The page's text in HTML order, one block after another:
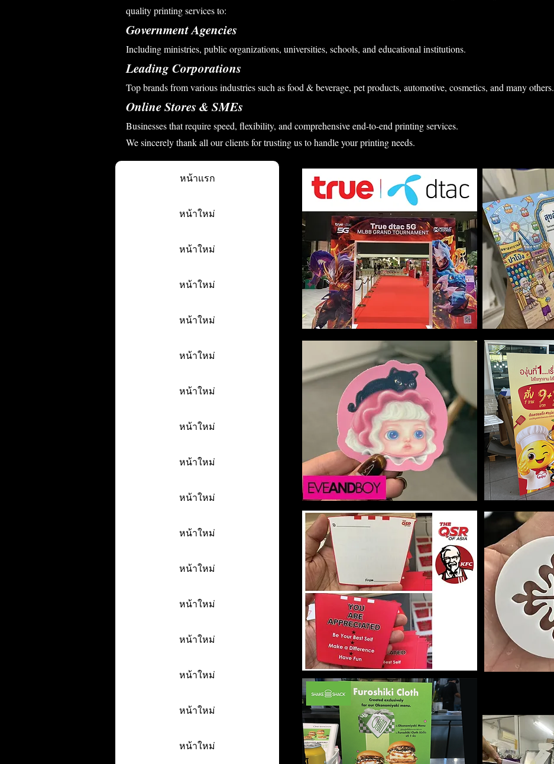
quality printing services to:
Government Agencies
Including ministries, public organizations, universities, schools, and educational institutions.
Leading Corporations
Top brands from various industries such as food & beverage, pet products, automotive, cosmetics, and many others.
Online Stores & SMEs
Businesses that require speed, flexibility, and comprehensive end-to-end printing services.
We sincerely thank all our clients for trusting us to handle your printing needs.
หน้าแรก
หน้าใหม่
หน้าใหม่
หน้าใหม่
หน้าใหม่
หน้าใหม่
หน้าใหม่
หน้าใหม่
หน้าใหม่
หน้าใหม่
หน้าใหม่
หน้าใหม่
หน้าใหม่
หน้าใหม่
หน้าใหม่
หน้าใหม่
หน้าใหม่